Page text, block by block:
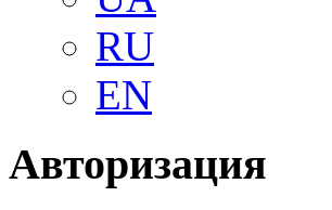
RU
EN
Авторизация